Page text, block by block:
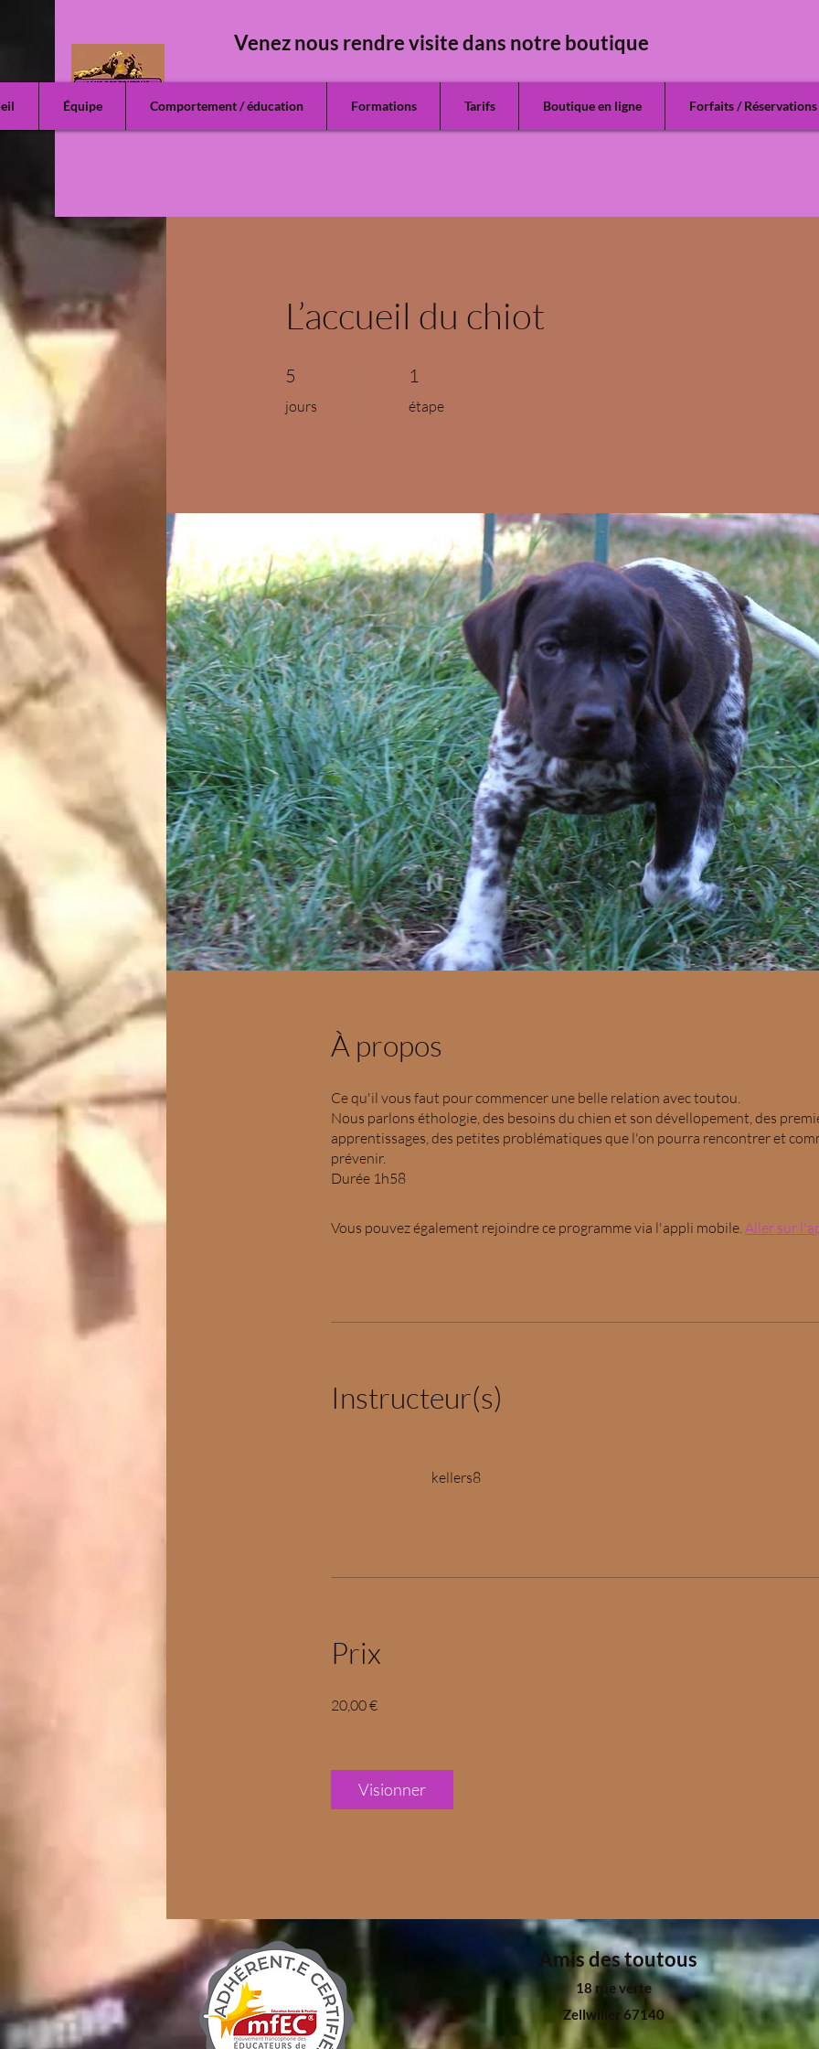
Venez nous rendre visite dans notre boutique
Équipe Comportement / éducation Formations Tarifs Boutique en ligne Forfaits / Réservations
L’accueil du chiot
5
jours
5 jours 1
étape
1 étape
À propos
Ce qu'il vous faut pour commencer une belle relation avec toutou.
Nous parlons éthologie, des besoins du chien et son dévellopement, des
apprentissages, des petites problématiques que l'on pourra rencontrer et
prévenir.
Vous pouvez également rejoindre ce programme via l'appli mobile. Aller sur
Instructeur(s)
kellers8
Prix
20,00 €
Visionner
Amis des toutous
18 rue verte
Zellwiller 67140